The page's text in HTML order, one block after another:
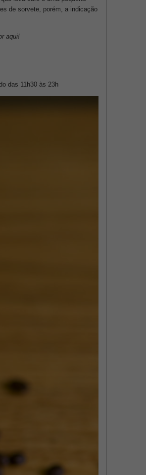
de sorvete, porém, a indicação
aqui!
das 11h30 às 23h